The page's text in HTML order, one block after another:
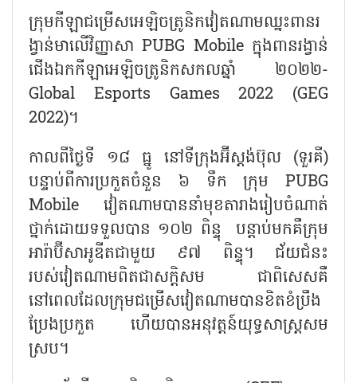
ក្រុមកីឡាជម្រើសអេឡិចត្រូនិកវៀតណាមឈ្នះពានរ
ង្វាន់មាលើវិញ្ញាសា PUBG Mobile ក្នុងពានរង្វាន់
ជើងឯកកីឡាអេឡិចត្រូនិកសកលឆ្នាំ ២០២២-
Global Esports Games 2022 (GEG
2022)។
កាលពីថ្ងៃទី ១៨ ធ្នូ នៅទីក្រុងអ៊ីស្តង់ប៊ុល (ទួរគី)
បន្ទាប់ពីការប្រកួតចំនួន ៦ ទឹក ក្រុម PUBG
Mobile វៀតណាមបាននាំមុខតារាងរៀបចំណាត់
ថ្នាក់ដោយទទួលបាន ១០២ ពិន្ទុ បន្តាប់មកគឺក្រុម
អារ៉ាប៊ីសាអូឌីតជាមួយ ៩៧ ពិន្ទុ។ ជ័យជំនះ
របស់វៀតណាមពិតជាសក្តិសម ជាពិសេសគឺ
នៅពេលដែលក្រុមជម្រើសវៀតណាមបានខិតខំប្រឹង
ប្រែងប្រកួត ហើយបានអនុវត្តន៍យុទ្ធសាស្ត្រសម
ស្រប។